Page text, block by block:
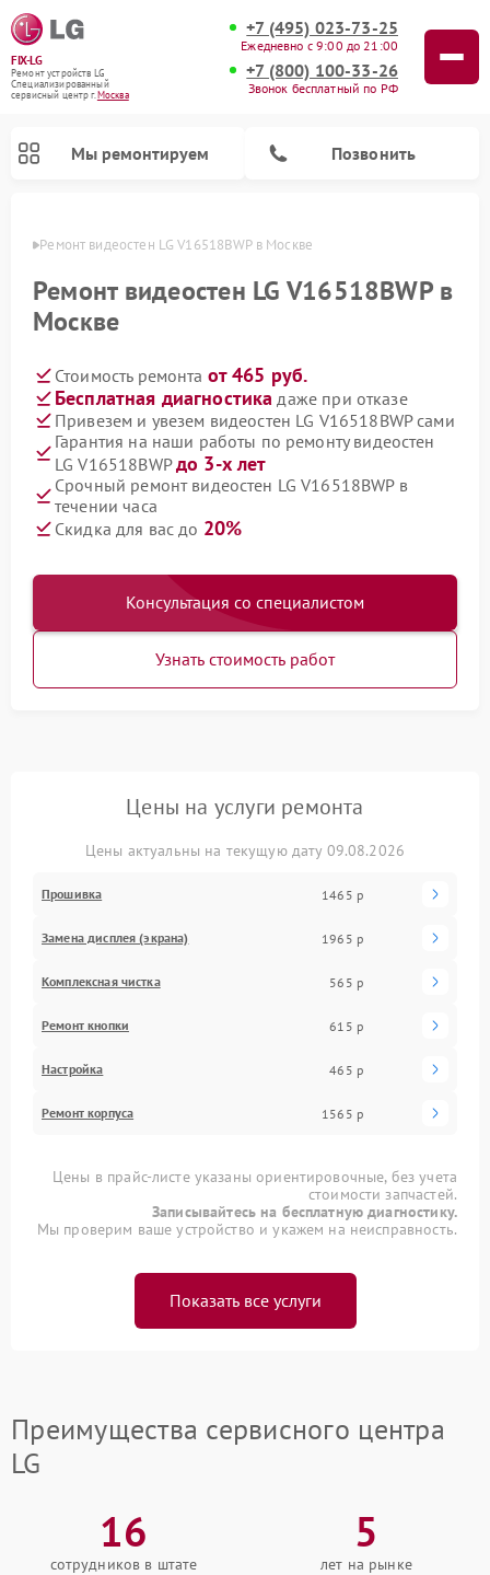
FIX-LG
Ремонт устройств LG
Специализированный
cервисный центр г.Москва
+7 (495) 023-73-25
Ежедневно с 9:00 до 21:00
+7 (800) 100-33-26
Звонок бесплатный по РФ
Мы ремонтируем Позвонить
Ремонт видеостен LG V16518BWP в Москве
Ремонт видеостен LG V16518BWP в
Москве
Стоимость ремонта от 465 руб.
Бесплатная диагностика даже при отказе
Привезем и увезем видеостен LG V16518BWP сами
Гарантия на наши работы по ремонту видеостен
LG V16518BWPдо 3-х лет
Срочный ремонт видеостен LG V16518BWP в
течении часа
Скидка для вас до 20%
Консультация со специалистом
Узнать стоимость работ
Цены на услуги ремонта
Цены актуальны на текущую дату 09.08.2026
Прошивка 1465 р
Замена дисплея (экрана) 1965 р
Комплексная чистка 565 р
Ремонт кнопки 615 р
Настройка 465 р
Ремонт корпуса 1565 р
Цены в прайс-листе указаны ориентировочные, без учета
стоимости запчастей.
Записывайтесь на бесплатную диагностику.
Мы проверим ваше устройство и укажем на неисправность.
Показать все услуги
Преимущества сервисного центра
LG
16
сотрудников в штате
5
лет на рынке